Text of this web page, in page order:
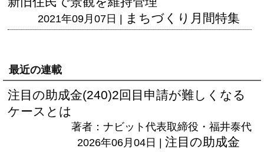
2021年09月07日 | まちづくり月間特集
最近の連載
注目の助成金(240)2回目申請が難しくなる
ケースとは
著者：ナビット代表取締役・福井泰代
2026年06月04日 | 注目の助成金